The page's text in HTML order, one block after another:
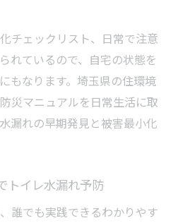
チェックリスト、日常で注意
れているので、自宅の状態を
もなります。埼玉県の住環境
災マニュアルを日常生活に取
漏れの早期発見と被害最小化
トイレ水漏れ予防
誰でも実践できるわかりやす